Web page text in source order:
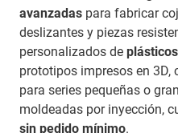
avanzadas para fabricar
deslizantes y piezas
personalizados de
prototipos impresos en
para series pequeñas o
moldeadas por inyección,
sin pedido mínimo.